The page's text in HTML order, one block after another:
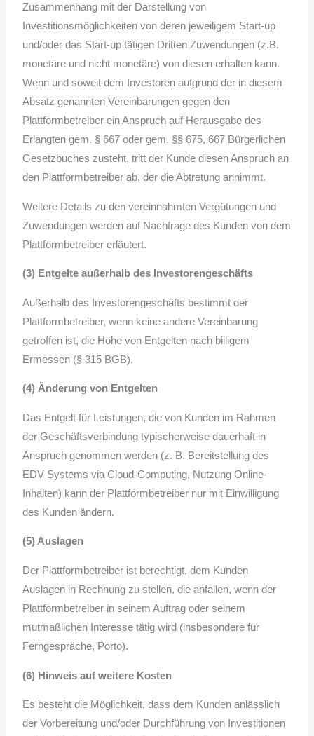
Zusammenhang mit der Darstellung von
Investitionsmöglichkeiten von deren jeweiligem Start-up
und/oder das Start-up tätigen Dritten Zuwendungen (z.B.
monetäre und nicht monetäre) von diesen erhalten kann.
Wenn und soweit dem Investoren aufgrund der in diesem
Absatz genannten Vereinbarungen gegen den
Plattformbetreiber ein Anspruch auf Herausgabe des
Erlangten gem. § 667 oder gem. §§ 675, 667 Bürgerlichen
Gesetzbuches zusteht, tritt der Kunde diesen Anspruch an
den Plattformbetreiber ab, der die Abtretung annimmt.
Weitere Details zu den vereinnahmten Vergütungen und
Zuwendungen werden auf Nachfrage des Kunden von dem
Plattformbetreiber erläutert.
(3) Entgelte außerhalb des Investorengeschäfts
Außerhalb des Investorengeschäfts bestimmt der
Plattformbetreiber, wenn keine andere Vereinbarung
getroffen ist, die Höhe von Entgelten nach billigem
Ermessen (§ 315 BGB).
(4) Änderung von Entgelten
Das Entgelt für Leistungen, die von Kunden im Rahmen
der Geschäftsverbindung typischerweise dauerhaft in
Anspruch genommen werden (z. B. Bereitstellung des
EDV Systems via Cloud-Computing, Nutzung Online-
Inhalten) kann der Plattformbetreiber nur mit Einwilligung
des Kunden ändern.
(5)Auslagen
Der Plattformbetreiber ist berechtigt, dem Kunden
Auslagen in Rechnung zu stellen, die anfallen, wenn der
Plattformbetreiber in seinem Auftrag oder seinem
mutmaßlichen Interesse tätig wird (insbesondere für
Ferngespräche, Porto).
(6) Hinweis auf weitere Kosten
Es besteht die Möglichkeit, dass dem Kunden anlässlich
der Vorbereitung und/oder Durchführung von Investitionen